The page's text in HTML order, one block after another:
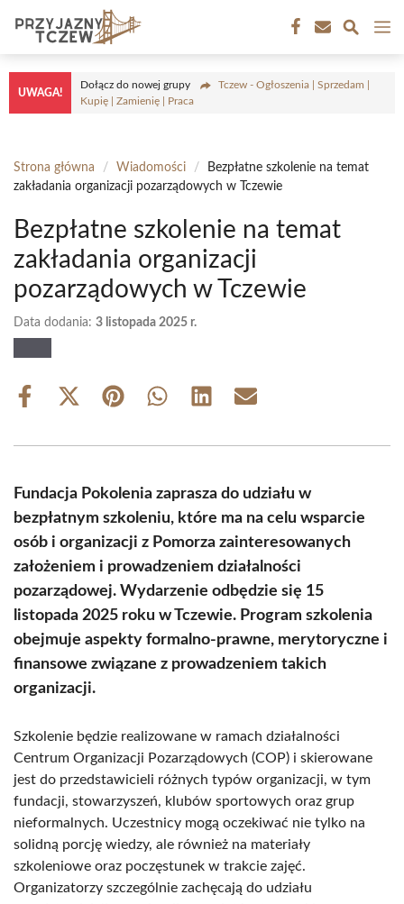
treści
UWAGA!
Dołącz do nowej grupy
Tczew - Ogłoszenia | Sprzedam |
Kupię | Zamienię | Praca
Strona główna / Wiadomości /
Bezpłatne szkolenie na temat
zakładania organizacji pozarządowych w Tczewie
Bezpłatne szkolenie na temat
zakładania organizacji
pozarządowych w Tczewie
Data dodania: 3 listopada 2025 r.
Share
Share
(Twitter)
Share Share Share Share
Fundacja Pokolenia zaprasza do udziału w
bezpłatnym szkoleniu, które ma na celu wsparcie
osób i organizacji z Pomorza zainteresowanych
założeniem i prowadzeniem działalności
pozarządowej. Wydarzenie odbędzie się 15
listopada 2025 roku w Tczewie. Program szkolenia
obejmuje aspekty formalno-prawne, merytoryczne i
finansowe związane z prowadzeniem takich
organizacji.
Szkolenie będzie realizowane w ramach działalności
Centrum Organizacji Pozarządowych (COP) i skierowane
jest do przedstawicieli różnych typów organizacji, w tym
fundacji, stowarzyszeń, klubów sportowych oraz grup
nieformalnych. Uczestnicy mogą oczekiwać nie tylko na
solidną porcję wiedzy, ale również na materiały
szkoleniowe oraz poczęstunek w trakcie zajęć.
Organizatorzy szczególnie zachęcają do udziału